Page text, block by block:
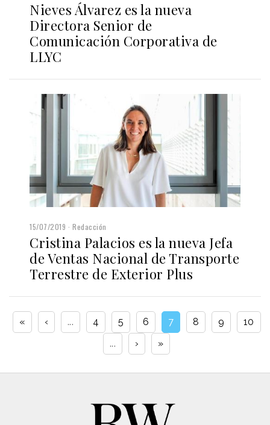
Nieves Álvarez es la nueva
Directora Senior de
Comunicación Corporativa de
LLYC
15/07/2019 Redacción
Cristina Palacios es la nueva Jefa
de Ventas Nacional de Transporte
Terrestre de Exterior Plus
« ‹ ... 4 5 6 7 8 9
10
...
› »